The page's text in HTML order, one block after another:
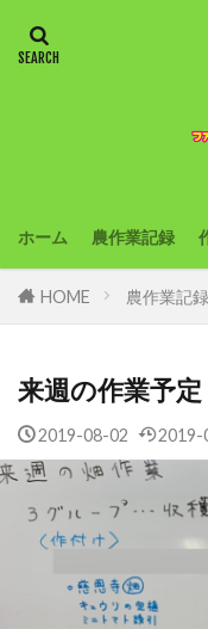
ホーム 農作業記録
HOME 農作業記録
来週の作業予定
2019-08-02 2019-